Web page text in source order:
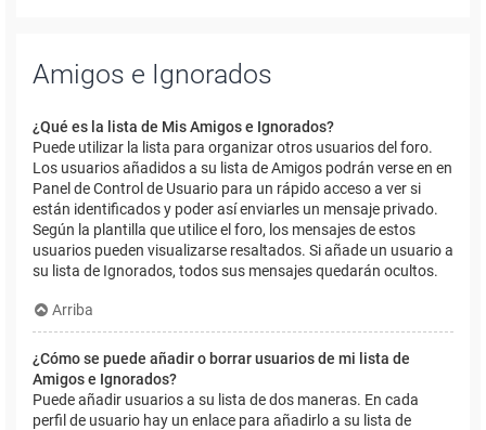
Amigos e Ignorados
¿Qué es la lista de Mis Amigos e Ignorados?
Puede utilizar la lista para organizar otros usuarios del foro.
Los usuarios añadidos a su lista de Amigos podrán verse en en
Panel de Control de Usuario para un rápido acceso a ver si
están identificados y poder así enviarles un mensaje privado.
Según la plantilla que utilice el foro, los mensajes de estos
usuarios pueden visualizarse resaltados. Si añade un usuario a
su lista de Ignorados, todos sus mensajes quedarán ocultos.
Arriba
¿Cómo se puede añadir o borrar usuarios de mi lista de
Amigos e Ignorados?
Puede añadir usuarios a su lista de dos maneras. En cada
perfil de usuario hay un enlace para añadirlo a su lista de